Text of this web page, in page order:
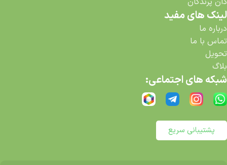
لینک های مفید
درباره ما
تماس با ما
تحویل
بلاگ
شبکه های اجتماعی:
پشتیبانی سریع